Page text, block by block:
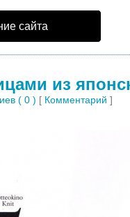
сайта
из
( 0 ) [ Комментарий ]